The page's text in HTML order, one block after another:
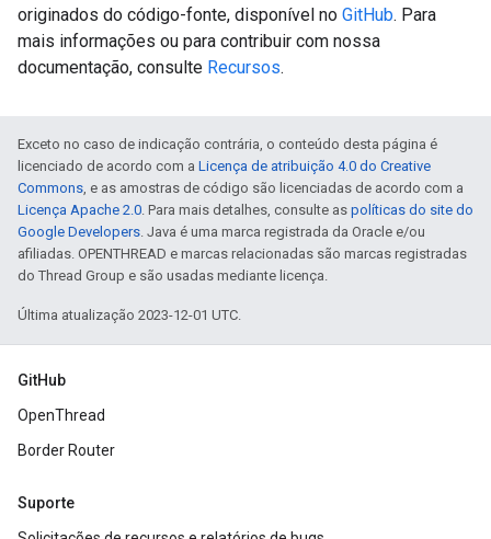
originados do código-fonte, disponível no GitHub. Para
mais informações ou para contribuir com nossa
documentação, consulte Recursos.
Exceto no caso de indicação contrária, o conteúdo desta página é
licenciado de acordo com a Licença de atribuição 4.0 do Creative
Commons, e as amostras de código são licenciadas de acordo com a
Licença Apache 2.0. Para mais detalhes, consulte as políticas do site do
Google Developers. Java é uma marca registrada da Oracle e/ou
afiliadas. OPENTHREAD e marcas relacionadas são marcas registradas
do Thread Group e são usadas mediante licença.
Última atualização 2023-12-01 UTC.
GitHub
OpenThread
Border Router
Suporte